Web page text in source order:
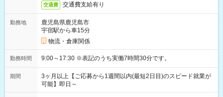
交通費 交通費支給有り
勤務地
鹿児島県鹿児島市
宇宿駅から車15分
物流・倉庫関係
勤務時間 9:00～17:30 ※表記のうち実働7時間30分です。
期間
3ヶ月以上【ご応募から1週間以内(最短2日目)のスピード就業が
可能】即日～